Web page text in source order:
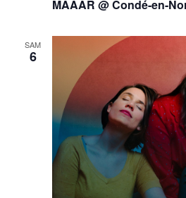
MAAAR @ Condé-en-
SAM
6